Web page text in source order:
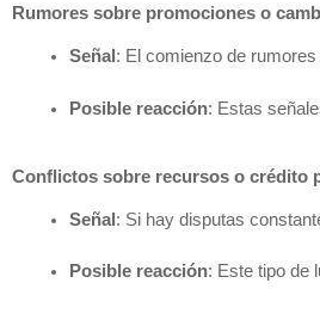
Rumores sobre promociones o
Señal : El comienzo de
Posible reacción: Estas
Conflictos sobre recursos o crédito
Señal: Si hay disputas
Posible reacción: Este tipo de